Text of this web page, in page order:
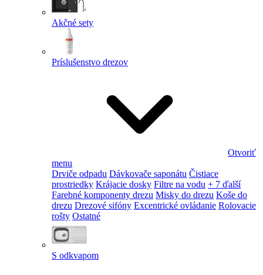
Akčné sety
Príslušenstvo drezov
Otvoriť
menu
Drviče odpadu Dávkovače saponátu Čistiace
prostriedky Krájacie dosky Filtre na vodu + 7 ďalší
Farebné komponenty drezu Misky do drezu Koše do
drezu Drezové sifóny Excentrické ovládanie Rolovacie
rošty Ostatné
S odkvapom